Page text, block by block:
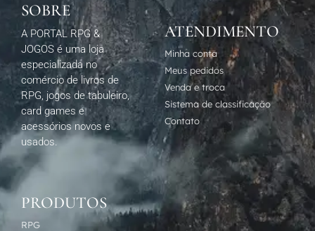
SOBRE
A PORTAL RPG &
JOGOS é uma loja
especializada no
comércio de livros de
RPG, jogos de tabuleiro,
card games e
acessórios novos e
usados.
ATENDIMENTO
Minha conta
Meus pedidos
Venda e troca
Sistema de classificação
Contato
PRODUTOS
RPG